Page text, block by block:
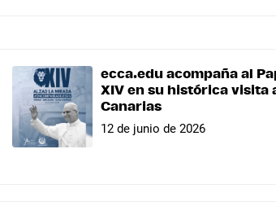
ecca.edu acompaña al
XIV en su histórica visita
Canarias
12 de junio de 2026